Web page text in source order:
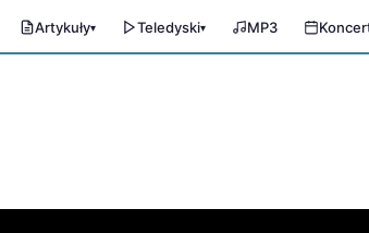
Artykuły▾ Teledyski▾ MP3